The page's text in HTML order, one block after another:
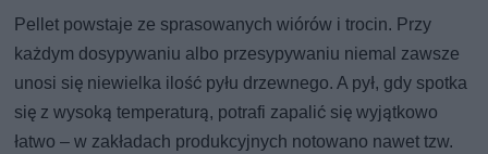
Pellet powstaje ze sprasowanych wiórów i trocin. Przy
każdym dosypywaniu albo przesypywaniu niemal zawsze
unosi się niewielka ilość pyłu drzewnego. A pył, gdy spotka
się z wysoką temperaturą, potrafi zapalić się wyjątkowo
łatwo – w zakładach produkcyjnych notowano nawet tzw.